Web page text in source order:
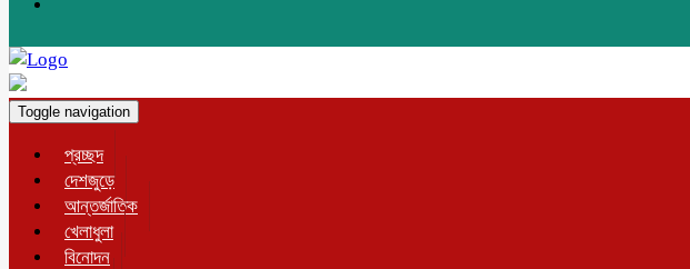
Toggle navigation
প্রচ্ছদ
দেশজুড়ে
আন্তর্জাতিক
খেলাধুলা
বিনোদন